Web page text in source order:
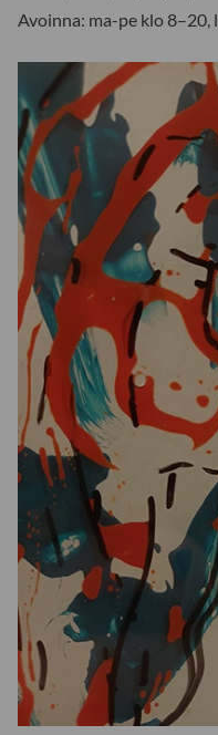
Avoinna: ma-pe klo 8–20,